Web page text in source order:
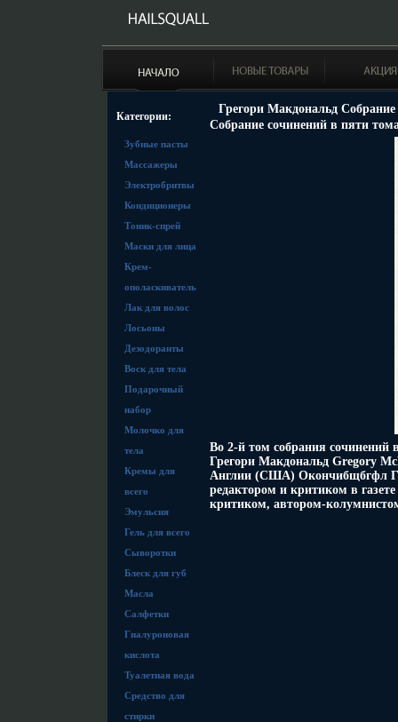
Категории:
Зубные пасты
Массажеры
Электробритвы
Кондиционеры
Тоник-спрей
Маски для лица
Крем-
ополаскиватель
Лак для волос
Лосьоны
Дезодоранты
Воск для тела
Подарочный
набор
Молочко для
тела
Кремы для
всего
Эмульсия
Гель для всего
Сыворотки
Блеск для губ
Масла
Салфетки
Гиалуроновая
кислота
Туалетная вода
Средство для
стирки
Грегори Макдональд
Собрание сочинений в пяти
Во 2-й том собрания
Грегори Макдональд Gregory
Англии (США) Окончибщбгфл
редактором и критиком в
критиком, автором-